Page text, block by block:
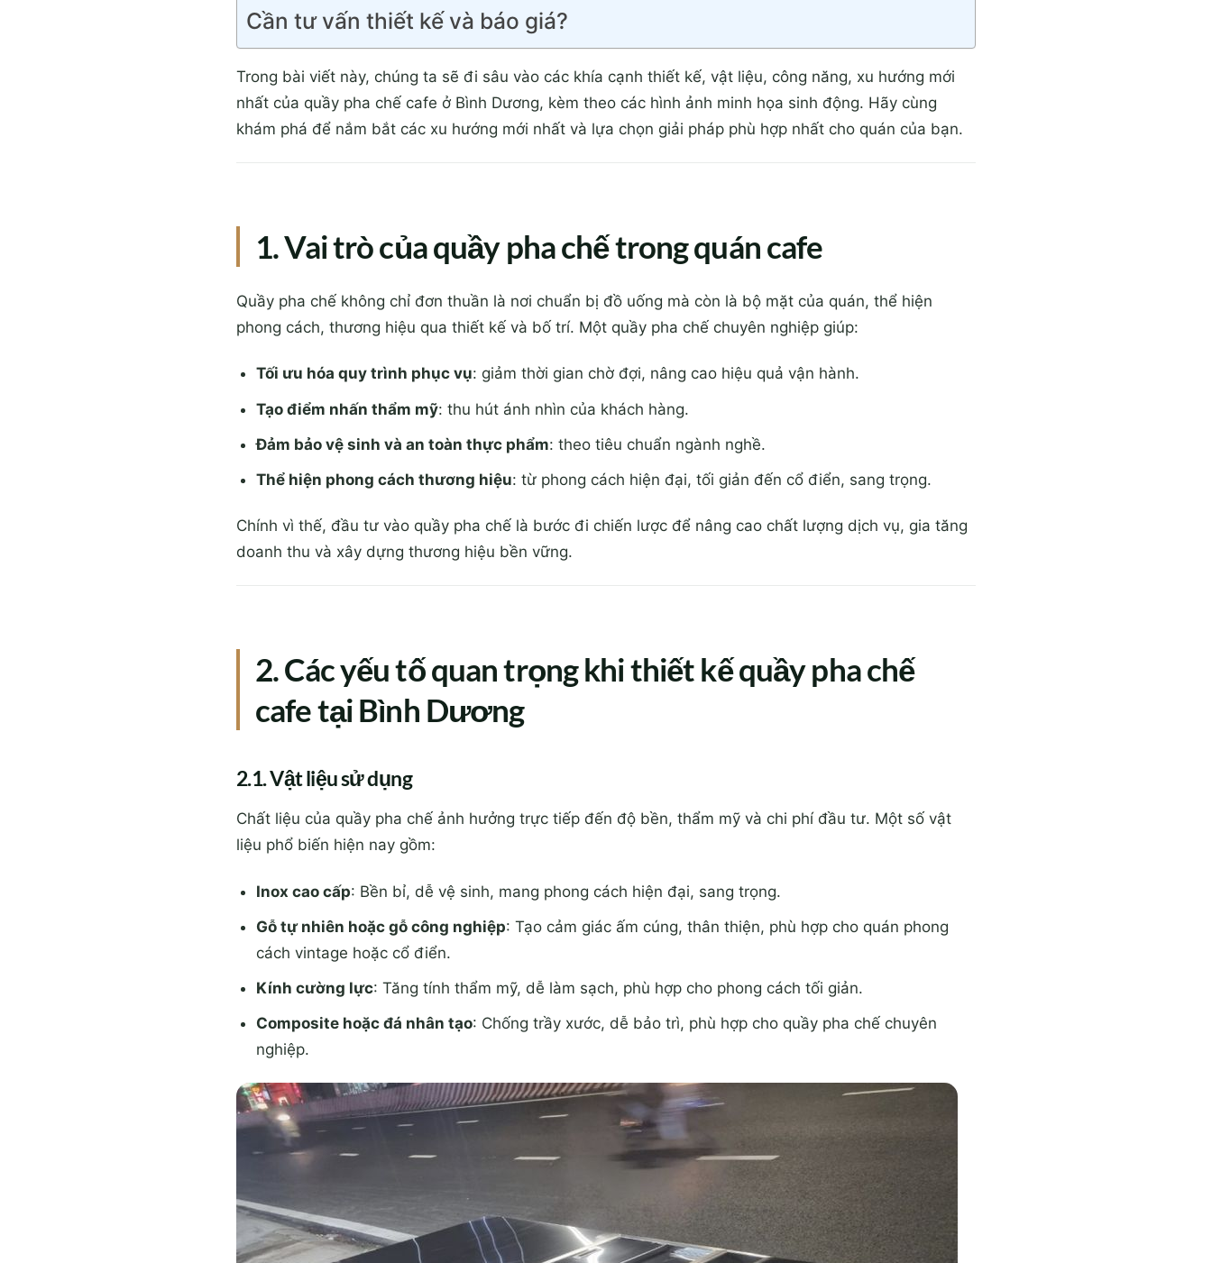
Cần tư vấn thiết kế và báo giá?
Trong bài viết này, chúng ta sẽ đi sâu vào các khía cạnh thiết kế, vật liệu, công năng, xu hướng mới
nhất của quầy pha chế cafe ở Bình Dương, kèm theo các hình ảnh minh họa sinh động. Hãy cùng
khám phá để nắm bắt các xu hướng mới nhất và lựa chọn giải pháp phù hợp nhất cho quán của bạn.
1. Vai trò của quầy pha chế trong quán cafe
Quầy pha chế không chỉ đơn thuần là nơi chuẩn bị đồ uống mà còn là bộ mặt của quán, thể hiện
phong cách, thương hiệu qua thiết kế và bố trí. Một quầy pha chế chuyên nghiệp giúp:
Tối ưu hóa quy trình phục vụ: giảm thời gian chờ đợi, nâng cao hiệu quả vận hành.
Tạo điểm nhấn thẩm mỹ: thu hút ánh nhìn của khách hàng.
Đảm bảo vệ sinh và an toàn thực phẩm: theo tiêu chuẩn ngành nghề.
Thể hiện phong cách thương hiệu: từ phong cách hiện đại, tối giản đến cổ điển, sang trọng.
Chính vì thế, đầu tư vào quầy pha chế là bước đi chiến lược để nâng cao chất lượng dịch vụ, gia tăng
doanh thu và xây dựng thương hiệu bền vững.
2. Các yếu tố quan trọng khi thiết kế quầy pha chế
cafe tại Bình Dương
2.1. Vật liệu sử dụng
Chất liệu của quầy pha chế ảnh hưởng trực tiếp đến độ bền, thẩm mỹ và chi phí đầu tư. Một số vật
liệu phổ biến hiện nay gồm:
Inox cao cấp: Bền bỉ, dễ vệ sinh, mang phong cách hiện đại, sang trọng.
Gỗ tự nhiên hoặc gỗ công nghiệp: Tạo cảm giác ấm cúng, thân thiện, phù hợp cho quán phong
cách vintage hoặc cổ điển.
Kính cường lực: Tăng tính thẩm mỹ, dễ làm sạch, phù hợp cho phong cách tối giản.
Composite hoặc đá nhân tạo: Chống trầy xước, dễ bảo trì, phù hợp cho quầy pha chế chuyên
nghiệp.